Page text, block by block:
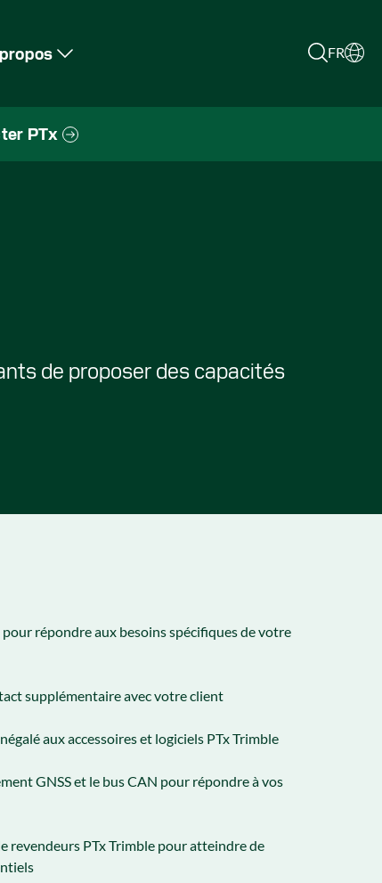
PTx
FR
de proposer des capacités
répondre aux besoins spécifiques de votre
supplémentaire avec votre client
aux accessoires et logiciels PTx Trimble
GNSS et le bus CAN pour répondre à vos
revendeurs PTx Trimble pour atteindre de